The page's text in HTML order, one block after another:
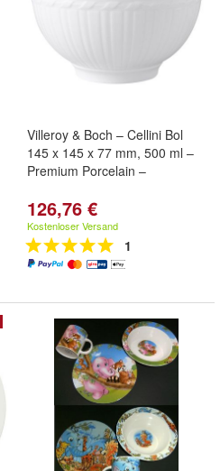
Villeroy & Boch – Cellini Bol
145 x 145 x 77 mm, 500 ml –
Premium Porcelain –
126,76 €
Kostenloser Versand
1